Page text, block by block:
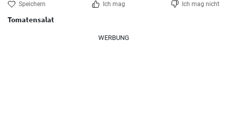
Speichern Ich mag Ich mag nicht
Tomatensalat
WERBUNG